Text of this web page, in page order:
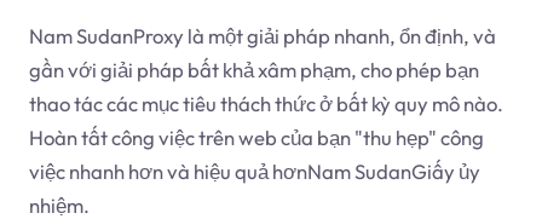
Nam SudanProxy là một giải pháp nhanh, ổn định, và
gần với giải pháp bất khả xâm phạm, cho phép bạn
thao tác các mục tiêu thách thức ở bất kỳ quy mô nào.
Hoàn tất công việc trên web của bạn "thu hẹp" công
việc nhanh hơn và hiệu quả hơnNam SudanGiấy ủy
nhiệm.